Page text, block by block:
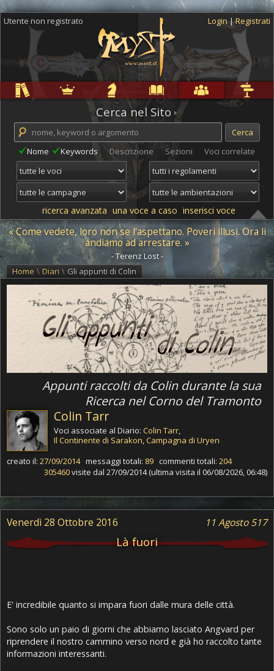
Utente non registrato Login |Registrati
Cerca nel Sito
Nome Keywords Descrizione Sezioni Voci correlate
ricerca avanzata una voce a caso inserisci voce
« Come vedete, loro non se l'aspettano. Poveri illusi. Ora li
andiamo ad arrestare. »
- Terenz Lost -
Home \ Diari \ Gli appunti di Colin
Appunti raccolti da Colin durante la sua
Ricerca nel Corno del Tramonto
Colin Tarr
Voci associate al Diario: Colin Tarr,
Il Continente di Sarakon,Campagna di Uryen
creato il: 27/09/2014messaggi totali: 89 commenti totali: 204
305460visite dal 27/09/2014 (ultima visita il 06/08/2026, 06:48)
11 Agosto 517
Venerdì 28 Ottobre 2016
Là fuori
E' incredibile quanto si impara fuori dalle mura delle città.
Sono solo un paio di giorni che abbiamo lasciato Angvard per
riprendere il nostro cammino verso nord e già ho raccolto tante
informazioni interessanti.